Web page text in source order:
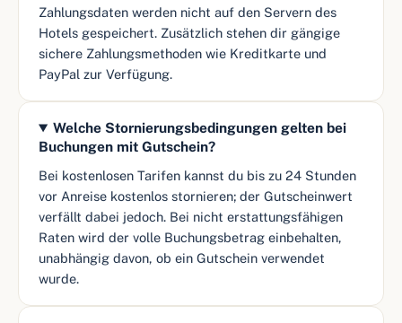
Zahlungsdaten werden nicht auf den Servern des
Hotels gespeichert. Zusätzlich stehen dir gängige
sichere Zahlungsmethoden wie Kreditkarte und
PayPal zur Verfügung.
Welche Stornierungsbedingungen gelten bei
Buchungen mit Gutschein?
Bei kostenlosen Tarifen kannst du bis zu 24 Stunden
vor Anreise kostenlos stornieren; der Gutscheinwert
verfällt dabei jedoch. Bei nicht erstattungsfähigen
Raten wird der volle Buchungsbetrag einbehalten,
unabhängig davon, ob ein Gutschein verwendet
wurde.